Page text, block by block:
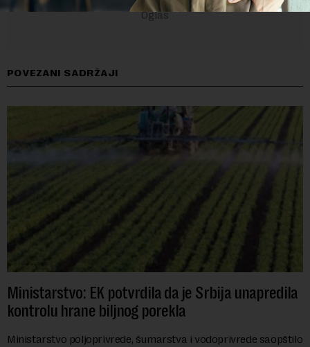
POVEZANI SADRŽAJI
Ministarstvo: EK potvrdila da je Srbija unapredila
kontrolu hrane biljnog porekla
Ministarstvo poljoprivrede, šumarstva i vodoprivrede saopštilo